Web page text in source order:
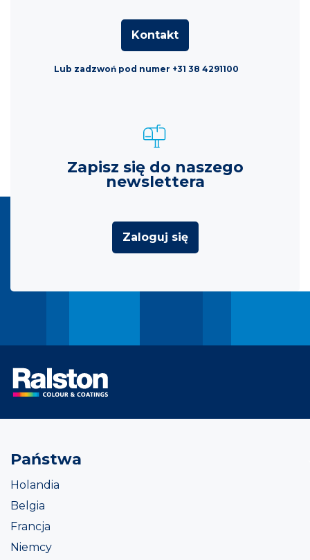
Kontakt
Lub zadzwoń pod numer +31 38 4291100
Zapisz się do naszego
newslettera
Zaloguj się
Państwa
Holandia
Belgia
Francja
Niemcy